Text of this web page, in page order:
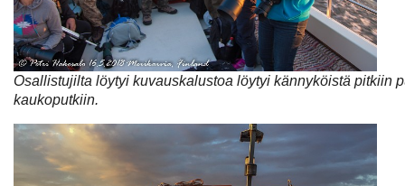
Osallistujilta löytyi kuvauskalustoa löytyi kännyköistä pitkiin
kaukoputkiin.